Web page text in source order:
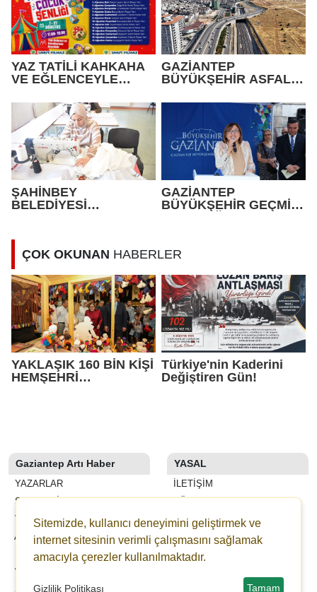
YAZ TATİLİ KAHKAHA
VE EĞLENCEYLE
GAZİANTEP
BÜYÜKŞEHİR ASFALT
ARALIKSIZ DEVAM
ŞAHİNBEY
BELEDİYESİ
GAZİANTEP
BÜYÜKŞEHİR GEÇMİŞİ
ÇOK OKUNAN HABERLER
YAKLAŞIK 160 BİN KİŞİ
HEMŞEHRİ
Türkiye'nin Kaderini
Değiştiren Gün!
Gaziantep Artı Haber
YAZARLAR
SON DAKİKA
VİDEOLAR
ANKETLER
FİRMA REHBERİ
WİKİ
ŞEHİR REHBERİ
YASAL
İLETIŞIM
KÜNYE
YAYIN İLKELERI
KURALLAR
GIZLILIK
VERI POLITIKASI
Sitemizde, kullanıcı deneyimini geliştirmek ve
internet sitesinin verimli çalışmasını sağlamak
amacıyla çerezler kullanılmaktadır.
Gizlilik Politikası Tamam